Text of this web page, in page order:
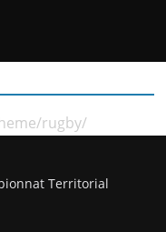
rugby/
Territorial